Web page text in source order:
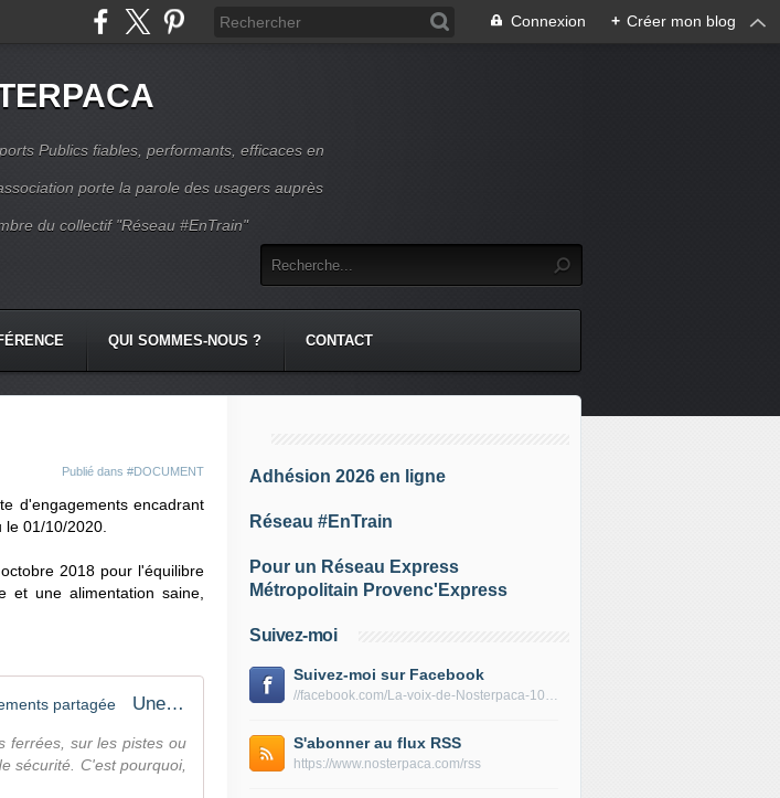
Connexion + Créer mon blog
Publics fiables, performants, efficaces en
porte la parole des usagers auprès
du collectif "Réseau #EnTrain"
QUI SOMMES-NOUS ? CONTACT
Publié dans #DOCUMENT
d'engagements encadrant
01/10/2020.
2018 pour l'équilibre
et une alimentation saine,
Une concertation en deux étapes pour bâtir une charte d'engagements partagée
ferrées, sur les pistes ou
sécurité. C'est pourquoi,
Adhésion 2026 en ligne
Réseau #EnTrain
Pour un Réseau Express
Métropolitain Provenc'Express
Suivez-moi
Suivez-moi sur Facebook
//facebook.com/La-voix-de-Nosterpaca-106434384284735
S'abonner au flux RSS
https://www.nosterpaca.com/rss